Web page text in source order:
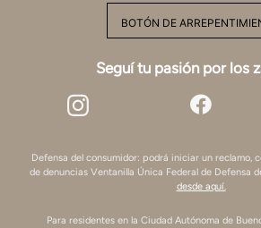
BOTÓN DE
Seguí tu pasión por los
Defensa del consumidor: podrá iniciar un reclamo,
de denuncias Ventanilla Única Federal de Defensa
desde aquí.
Para residentes en la Ciudad Autónoma de